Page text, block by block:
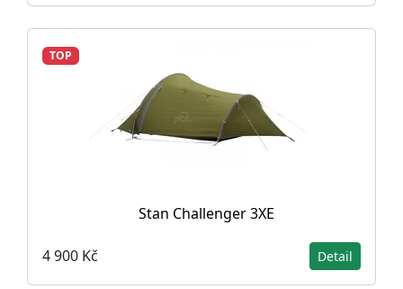
TOP
Stan Challenger 3XE
4 900 Kč Detail